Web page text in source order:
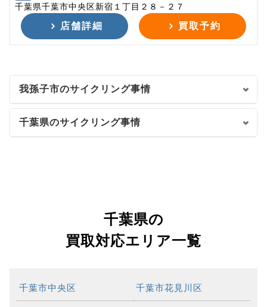
千葉県千葉市中央区新宿１丁目２８－２７
店舗詳細 買取予約
我孫子市のサイクリング事情
千葉県のサイクリング事情
千葉県の
買取対応エリア一覧
千葉市中央区 千葉市花見川区